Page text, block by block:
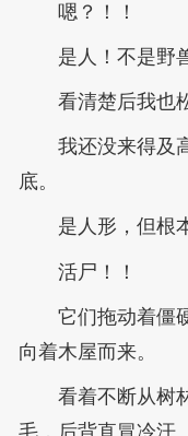
嗯？！！
是人！不是野
看清楚后我也
我还没来得及
底。
是人形，但根
活尸！！
它们拖动着僵
向着木屋而来。
看着不断从树
毛，后背直冒冷汗。